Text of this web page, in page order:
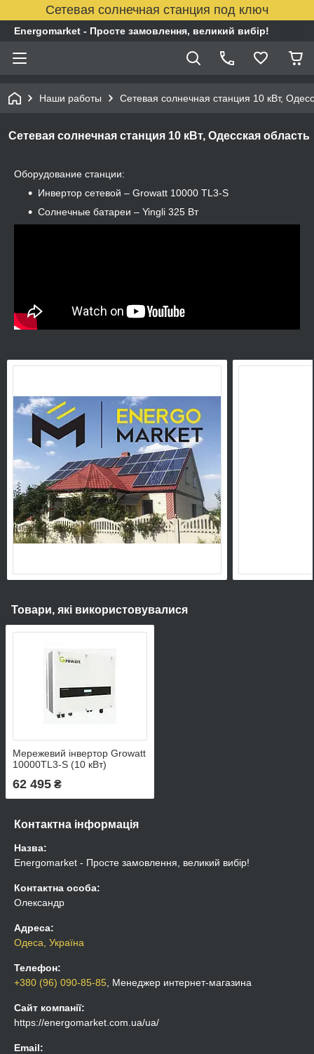
Сетевая солнечная станция под ключ
Energomarket - Просте замовлення, великий вибір!
Наши работы Сетевая солнечная станция 10 кВт,
Сетевая солнечная станция 10 кВт, Одесская область
Оборудование станции:
Инвертор сетевой – Growatt 10000 TL3-S
Солнечные батареи – Yingli 325 Вт
Товари, які використовувалися
Мережевий інвертор Growatt
10000TL3-S (10 кВт)
62 495 ₴
Контактна інформація
Назва:
Energomarket - Просте замовлення, великий вибір!
Контактна особа:
Олександр
Адреса:
Одеса, Україна
Телефон:
+380 (96) 090-85-85 , Менеджер интернет-магазина
Сайт компанії:
https://energomarket.com.ua/ua/
Email: